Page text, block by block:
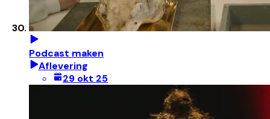
Podcast maken
Aflevering
29 okt 25